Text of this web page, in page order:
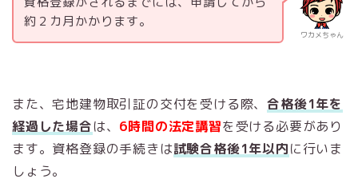
ワカメちゃん
約２カ月かかります。
また、宅地建物取引証の交付を受ける際、合格後1年を
経過した場合は、 6時間の法定講習を受ける必要があり
ます。資格登録の手続きは試験合格後1年以内に行いま
しょう。